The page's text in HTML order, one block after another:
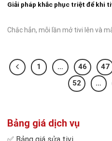
Giải pháp khắc phục triệt để khi
Chắc hẳn, mỗi lần mở tivi lên và
1 … 46 47
52
…
Bảng giá dịch vụ